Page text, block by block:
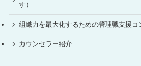
す）
組織力を最大化するための管理職支援コ
カウンセラー紹介